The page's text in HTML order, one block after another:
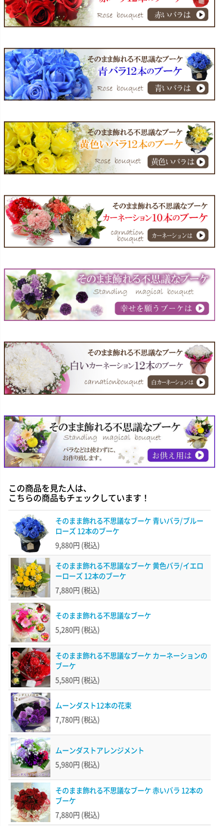
この商品を見た人は、
こちらの商品もチェックしています！
そのまま飾れる不思議なブーケ 青いバラ/ブルー
ローズ 12本のブーケ
9,880円 (税込)
そのまま飾れる不思議なブーケ 黄色バラ/イエロ
ーローズ 12本のブーケ
7,880円 (税込)
そのまま飾れる不思議なブーケ
5,280円 (税込)
そのまま飾れる不思議なブーケ カーネーションの
ブーケ
5,580円 (税込)
ムーンダスト12本の花束
7,780円 (税込)
ムーンダストアレンジメント
5,980円 (税込)
そのまま飾れる不思議なブーケ 赤いバラ 12本の
ブーケ
7,880円 (税込)